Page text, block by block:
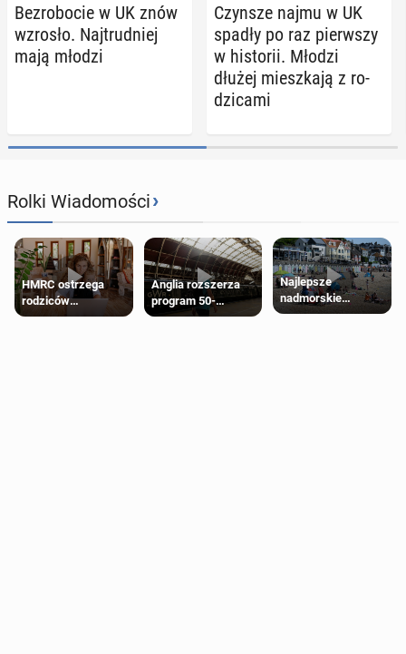
Bez­ro­bo­cie w UK znów
wzrosło. Naj­trud­niej
mają młodzi
Czynsze najmu w UK
spadły po raz pierw­szy
w hi­sto­rii. Młodzi
dłużej miesz­ka­ją z ro­
dzi­ca­mi
Rolki Wiadomości›
HMRC ostrzega
rodziców
pobierających Child
Anglia rozszerza
program 50-
procentowych
Najlepsze
nadmorskie
miasteczko blisko